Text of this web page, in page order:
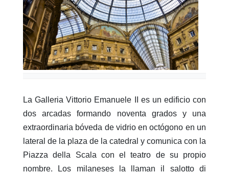
La Galleria Vittorio Emanuele II es un edificio con
dos arcadas formando noventa grados y una
extraordinaria bóveda de vidrio en octógono en un
lateral de la plaza de la catedral y comunica con la
Piazza della Scala con el teatro de su propio
nombre. Los milaneses la llaman il salotto di